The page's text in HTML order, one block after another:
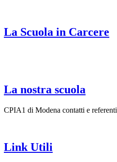
La Scuola in Carcere
La nostra scuola
CPIA1 di Modena contatti e referenti
Link Utili